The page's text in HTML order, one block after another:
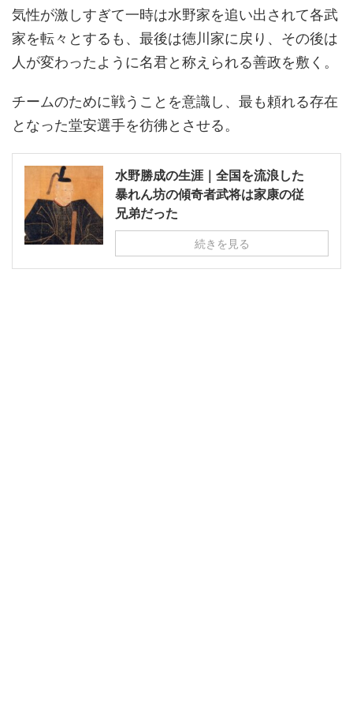
気性が激しすぎて一時は水野家を追い出されて各武
家を転々とするも、最後は徳川家に戻り、その後は
人が変わったように名君と称えられる善政を敷く。
チームのために戦うことを意識し、最も頼れる存在
となった堂安選手を彷彿とさせる。
水野勝成の生涯｜全国を流浪した
暴れん坊の傾奇者武将は家康の従
兄弟だった
続きを見る